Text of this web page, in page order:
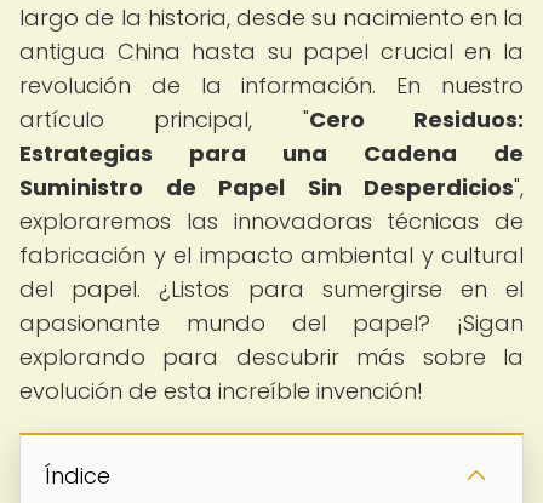
largo de la historia, desde su nacimiento en la
antigua China hasta su papel crucial en la
revolución de la información. En nuestro
artículo principal, "Cero Residuos:
Estrategias para una Cadena de
Suministro de Papel Sin Desperdicios",
exploraremos las innovadoras técnicas de
fabricación y el impacto ambiental y cultural
del papel. ¿Listos para sumergirse en el
apasionante mundo del papel? ¡Sigan
explorando para descubrir más sobre la
evolución de esta increíble invención!
Índice